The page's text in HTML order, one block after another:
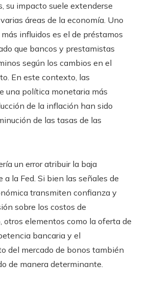
su impacto suele extenderse
áreas de la economía. Uno
influidos es el de préstamos
que bancos y prestamistas
según los cambios en el
En este contexto, las
una política monetaria más
de la inflación han sido
de las tasas de las
un error atribuir la baja
a la Fed. Si bien las señales de
transmiten confianza y
sobre los costos de
otros elementos como la oferta de
bancaria y el
del mercado de bonos también
de manera determinante.